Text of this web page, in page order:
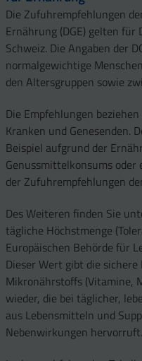
Die Zufuhrempfehlungen
Ernährung (DGE) gelten
Schweiz. Die Angaben der
normalgewichtige
den Altersgruppen sowie
Die Empfehlungen
Kranken und Genesenden.
Beispiel aufgrund der
Genussmittelkonsums
der Zufuhrempfehlungen
Des Weiteren finden Sie
tägliche Höchstmenge
Europäischen Behörde für
Dieser Wert gibt die
Mikronährstoffs (Vitamine,
wieder, die bei täglicher,
aus Lebensmitteln und
Nebenwirkungen hervorruft.